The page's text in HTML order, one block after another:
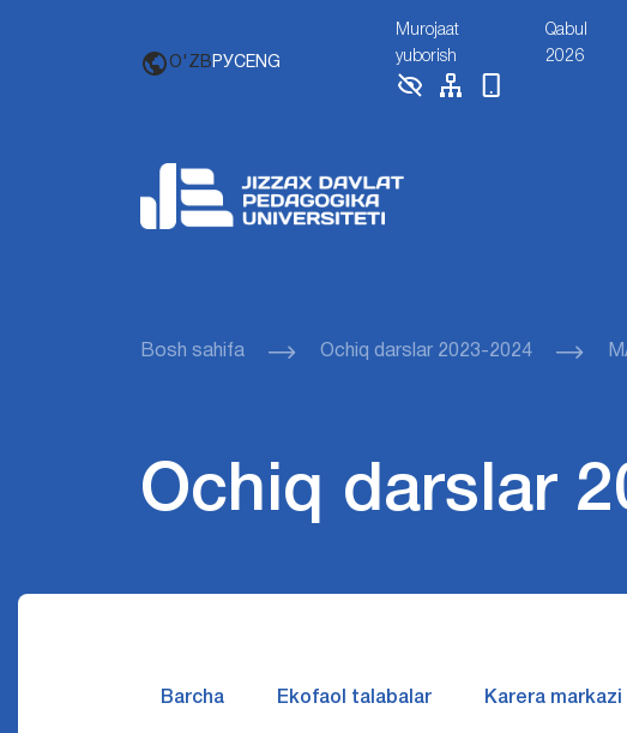
O'ZB РУСENG
Murojaat
yuborish
Qabul
2026
Bosh sahifa Ochiq darslar 2023-2024
Ochiq darslar
Barcha Ekofaol talabalar Karera markazi